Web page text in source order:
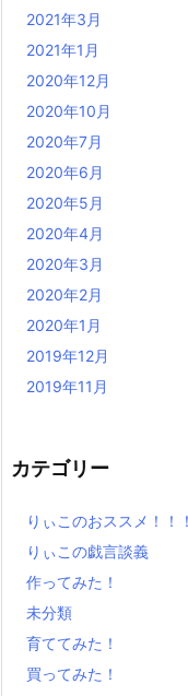
2021年3月
2021年1月
2020年12月
2020年10月
2020年7月
2020年6月
2020年5月
2020年4月
2020年3月
2020年2月
2020年1月
2019年12月
2019年11月
カテゴリー
りぃこのおススメ！！！
りぃこの戯言談義
作ってみた！
未分類
育ててみた！
買ってみた！